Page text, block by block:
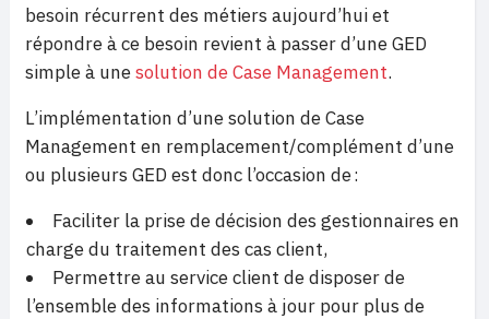
besoin récurrent des métiers aujourd’hui et
répondre à ce besoin revient à passer d’une GED
simple à unesolution de Case Management.
L’implémentation d’une solution de Case
Management en remplacement/complément d’une
ou plusieurs GED est donc l’occasion de :
Faciliter la prise de décision des gestionnaires en
charge du traitement des cas client,
Permettre au service client de disposer de
l’ensemble des informations à jour pour plus de